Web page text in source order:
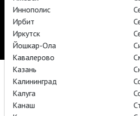
Иннополис
Ирбит
Иркутск
Йошкар-Ола
Кавалерово
Казань
Калининград
Калуга
Канаш